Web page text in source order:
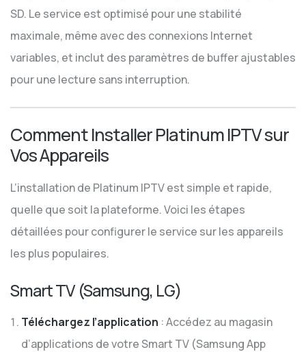
SD. Le service est optimisé pour une stabilité
maximale, même avec des connexions Internet
variables, et inclut des paramètres de buffer ajustables
pour une lecture sans interruption.
Comment Installer Platinum IPTV sur
Vos Appareils
L’installation de Platinum IPTV est simple et rapide,
quelle que soit la plateforme. Voici les étapes
détaillées pour configurer le service sur les appareils
les plus populaires.
Smart TV (Samsung, LG)
Téléchargez l’application : Accédez au magasin
d’applications de votre Smart TV (Samsung App